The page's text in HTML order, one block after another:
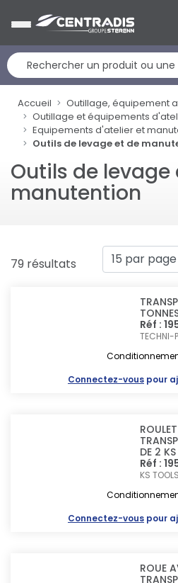
Accueil
Outillage, équipement
Outillage et équipements
Equipements d'atelier et
Outils de levage et de
Outils de levage
manutention
79 résultats
Réf :
TECHNI-
Connectez-vous pour
DE 2
Réf :
KS TOOLS
Connectez-vous pour
ROUE